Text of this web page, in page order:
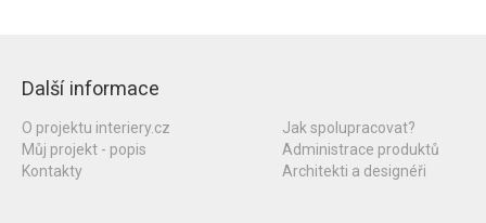
Další informace
O projektu interiery.cz
Můj projekt - popis
Kontakty
Jak spolupracovat?
Administrace produktů
Architekti a designéři